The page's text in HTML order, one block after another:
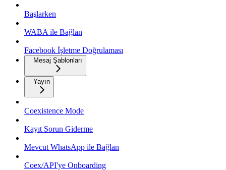
Başlarken
WABA ile Bağlan
Facebook İşletme Doğrulaması
Mesaj Şablonları
Yayın
Coexistence Mode
Kayıt Sorun Giderme
Mevcut WhatsApp ile Bağlan
Coex/API'ye Onboarding